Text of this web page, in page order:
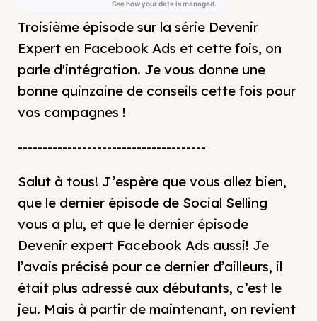
Troisième épisode sur la série Devenir
Expert en Facebook Ads et cette fois, on
parle d'intégration. Je vous donne une
bonne quinzaine de conseils cette fois pour
vos campagnes !
--------------------------------------
Salut à tous! J’espère que vous allez bien,
que le dernier épisode de Social Selling
vous a plu, et que le dernier épisode
Devenir expert Facebook Ads aussi! Je
l’avais précisé pour ce dernier d’ailleurs, il
était plus adressé aux débutants, c’est le
jeu. Mais à partir de maintenant, on revient